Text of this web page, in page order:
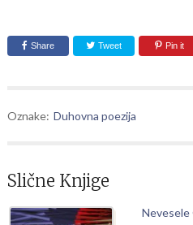
Share Tweet Pin it
Oznake: Duhovna poezija
Slične Knjige
Nevesele